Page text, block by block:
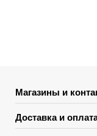
Магазины и
Доставка и